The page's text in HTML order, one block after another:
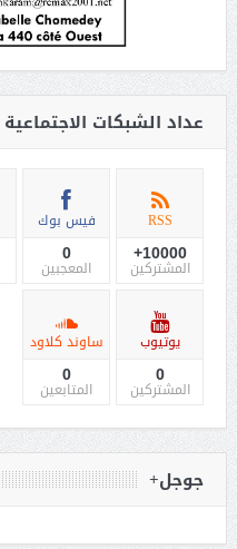
عداد الشبكات الاجتماعية
RSS
10000+
المشتركين
فيس بوك
0
المعجبين
يوتيوب
0
المشتركين
ساوند كلاود
0
المتابعين
جوجل+